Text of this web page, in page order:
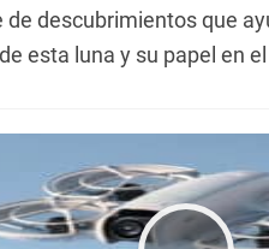
descubrimientos que
esta luna y su papel en